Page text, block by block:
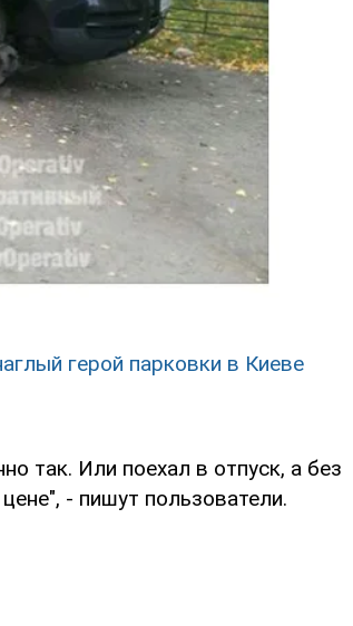
герой парковки в Киеве
так. Или поехал в отпуск, а без
- пишут пользователи.